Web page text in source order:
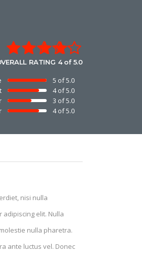
RATING 4 of 5.0
5 of 5.0
4 of 5.0
3 of 5.0
4 of 5.0
nisi nulla
elit. Nulla
nulla pharetra.
ante luctus vel. Donec